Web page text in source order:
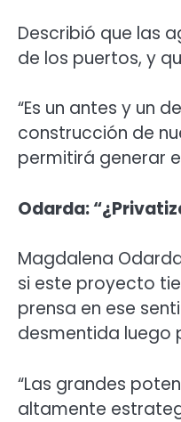
Describió que las
de los puertos, y
“Es un antes y un
construcción de
permitirá generar
Odarda:
Magdalena
si este proyecto
prensa en ese
desmentida luego
“Las grandes
altamente